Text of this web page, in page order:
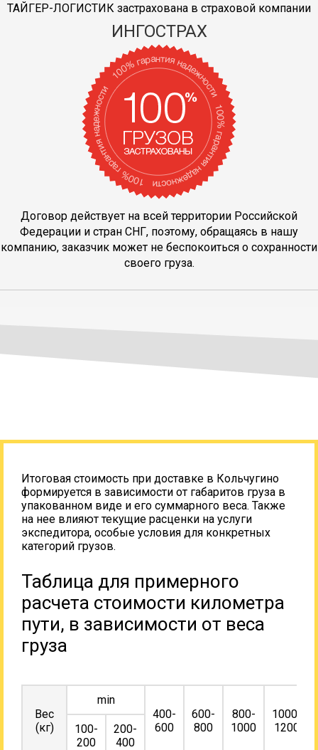
ТАЙГЕР-ЛОГИСТИК застрахована в страховой компании
ИНГОСТРАХ
Договор действует на всей территории Российской
Федерации и стран СНГ, поэтому, обращаясь в нашу
компанию, заказчик может не беспокоиться о сохранности
своего груза.
Итоговая стоимость при доставке в Кольчугино
формируется в зависимости от габаритов груза в
упакованном виде и его суммарного веса. Также
на нее влияют текущие расценки на услуги
экспедитора, особые условия для конкретных
категорий грузов.
Таблица для примерного
расчета стоимости километра
пути, в зависимости от веса
груза
Вес
(кг)
min
400-
600
600-
800
800-
1000
1000-
1200
100-
200
200-
400